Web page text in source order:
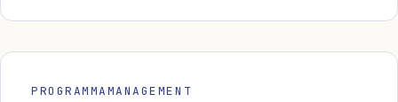
PROGRAMMAMANAGEMENT